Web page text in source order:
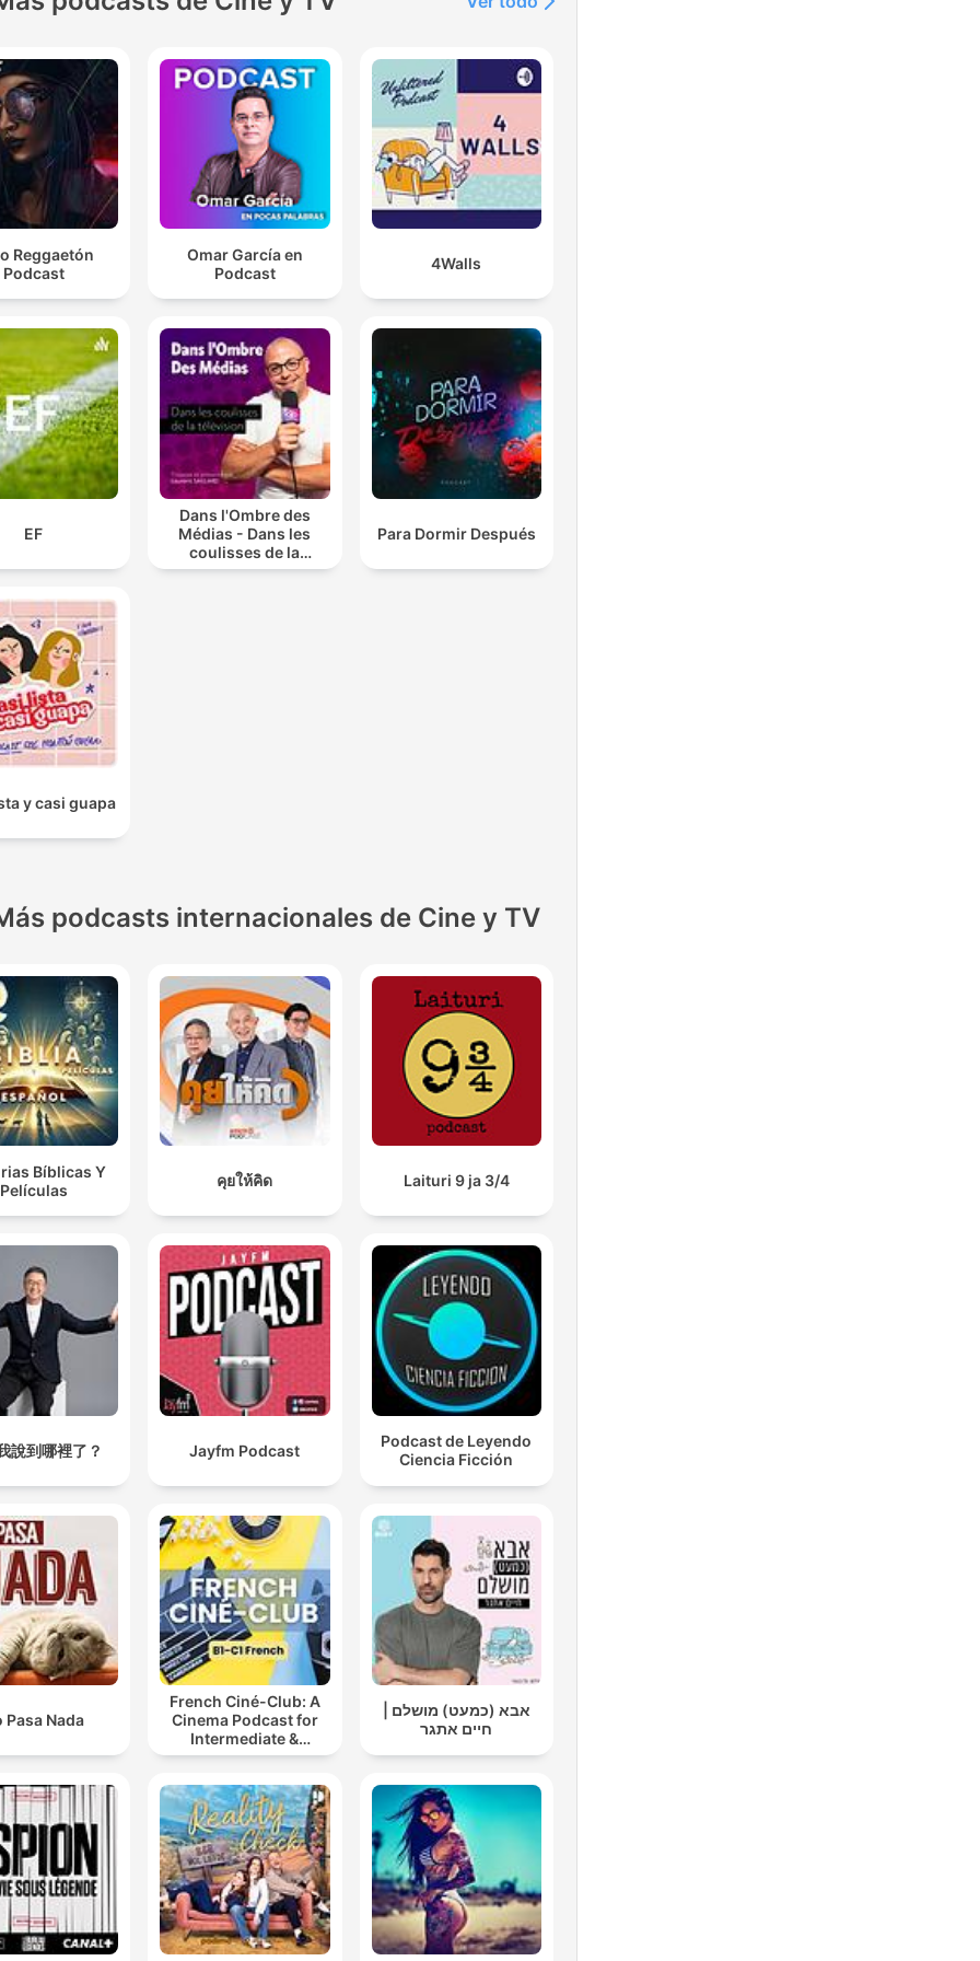
Reggaetón
Podcast
Omar García en
Podcast
4Walls
EF
Dans l'Ombre des
Médias - Dans les
coulisses de la
télévision
Para Dormir Después
y casi guapa
podcasts internacionales de Cine y TV
Bíblicas Y
Películas
คุยให้คิด Laituri 9 ja 3/4
說到哪裡了？ Jayfm Podcast
Podcast de Leyendo
Ciencia Ficción
Pasa Nada
French Ciné-Club: A
Cinema Podcast for
Intermediate &
Advanced French
אבא (כמעט) מושלם |
חיים אתגר